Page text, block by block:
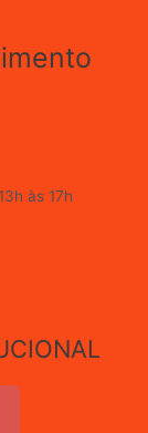
às 17h